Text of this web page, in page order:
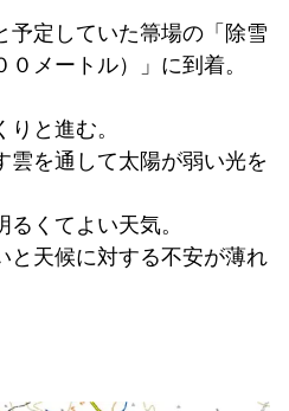
予定していた箒場の「除雪
メートル）」に到着。
と進む。
雲を通して太陽が弱い光を
くてよい天気。
と天候に対する不安が薄れ